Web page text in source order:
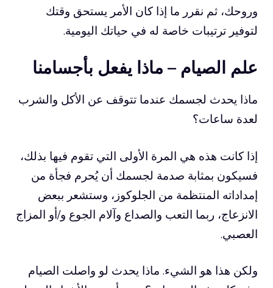
وروحك، ثم نقرر ما إذا كان الأمر يستحق وقتك
لتوفير ترتيبات خاصة له في حياتك اليومية.
علم الصيام – ماذا يفعل بأجسامنا
ماذا يحدث لجسمك عندما تتوقف عن الأكل والشرب
لعدة ساعات؟
إذا كانت هذه هي المرة الأولى التي تقوم فيها بذلك،
فسيكون بمثابة صدمة لجسمك أن يُحرم فجأة من
إمداداته المنتظمة من الجلوكوز، وستشعر ببعض
الانزعاج، ربما التعب والصداع وآلام الجوع و/أو المزاج
العصبي.
ولكن هذا هو الشيء. ماذا يحدث لو واصلت الصيام